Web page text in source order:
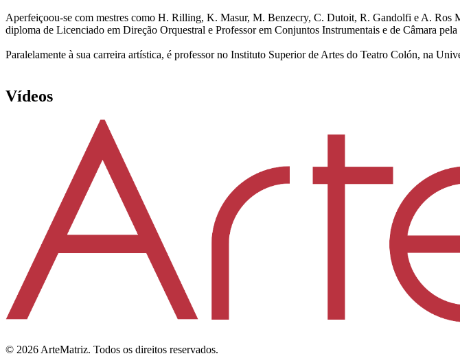
Aperfeiçoou-se com mestres como H. Rilling, K. Masur, M. Benzecry, C. Dutoit, R. Gandolfi e A.
diploma de Licenciado em Direção Orquestral e Professor em Conjuntos Instrumentais e de Câmara
Paralelamente à sua carreira artística, é professor no Instituto Superior de Artes do Teatro Colón, na
Vídeos
© 2026 ArteMatriz. Todos os direitos reservados.